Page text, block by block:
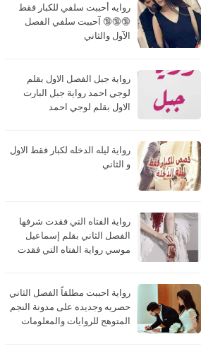
روايه أحببت سلفي للكبار فقط
🔞🔞🔞 آحببت سلفي الفصل
الآول والثاني
رواية جبل الفصل الاول بقلم
لوجي احمد رواية جبل البارت
الاول بقلم لوجي احمد
رواية ليله الدخله لكبار فقط الاول
و الثاني
رواية الفتاه التي فقدت شرفها
الفصل الثاني بقلم إسماعيل
موسي رواية الفتاه التي فقدت
فقدت شرفها الجزء الثاني بقلم
إسماعيل موسي
رواية احببت مطلقاً الفصل الثاني
حصريه وجديده على مدونة النجم
المتوهج للروايات والمعلومات